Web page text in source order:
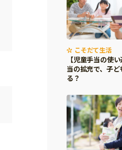
こそだて生活
【児童手当の使
当の拡充で、子
る？